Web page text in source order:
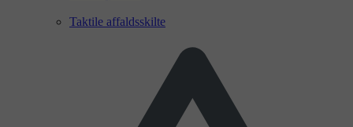
Taktile affaldsskilte